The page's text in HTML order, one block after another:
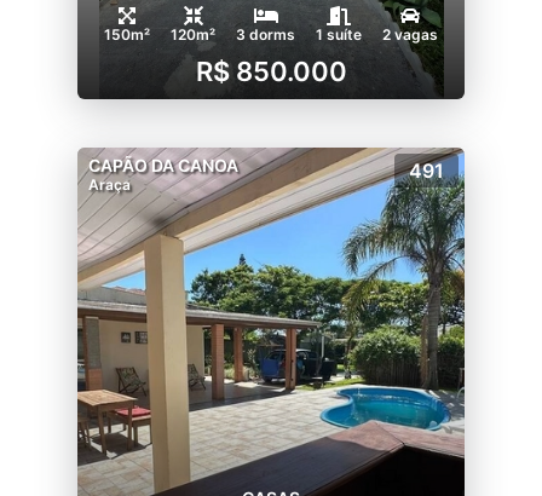
150m² 120m² 3 dorms 1 suíte 2 vagas
R$ 850.000
CAPÃO DA CANOA
Araça
491